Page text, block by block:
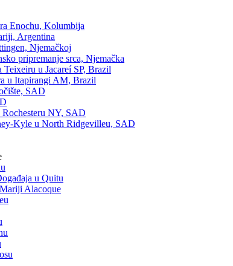
Enochu, Kolumbija
Argentina
Njemačkoj
pripremanje srca, Njemačka
Teixeiru u Jacareí SP, Brazil
u Itapirangi AM, Brazil
SAD
Rochesteru NY, SAD
Kyle u North Ridgevilleu, SAD
u Quitu
Alacoque